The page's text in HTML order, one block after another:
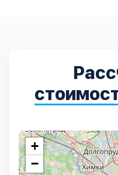
+
−
Зеленоградский
Каширский